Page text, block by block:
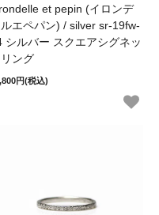
et pepin (イロンデ
エペパン) / silver sr-19fw-
シルバー スクエアシグネッ
リング
円(税込)